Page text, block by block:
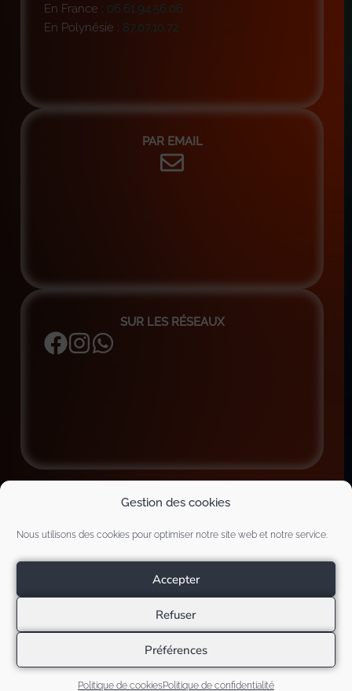
Gestion des cookies
Nous utilisons des cookies pour optimiser notre site web et notre service.
Accepter
Refuser
Préférences
Politique de cookiesPolitique de confidentialité
En France : 06.61.94.56.06
En Polynésie : 87.07.10.72
PAR EMAIL
SUR LES RÉSEAUX
© 2026 Zeb Webdesign
Politique de cookies (EU)
Mentions Légales